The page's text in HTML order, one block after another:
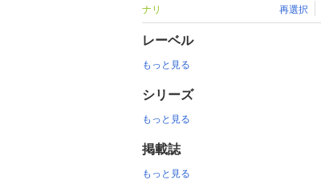
ナリ 再選択
レーベル
もっと見る
シリーズ
もっと見る
掲載誌
もっと見る